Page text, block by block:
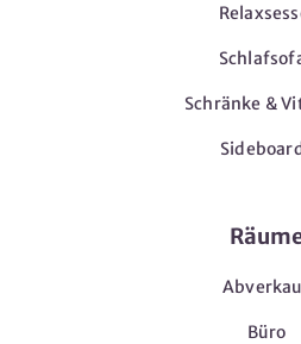
Schränke &
Büro